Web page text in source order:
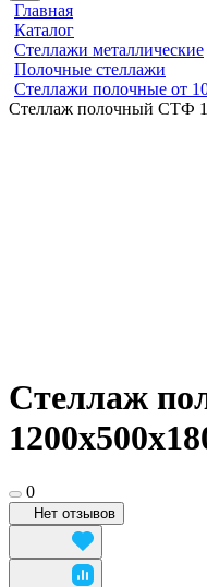
Главная
Каталог
Стеллажи металлические
Полочные стеллажи
Стеллажи полочные от
Стеллаж полочный СТФ
Стеллаж
0
Нет отзывов